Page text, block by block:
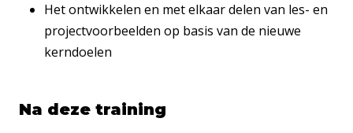
Het ontwikkelen en met elkaar delen van les- en
projectvoorbeelden op basis van de nieuwe
kerndoelen
Na deze training